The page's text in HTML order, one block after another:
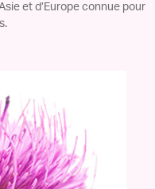
et d’Europe connue pour